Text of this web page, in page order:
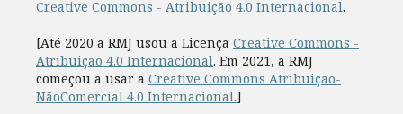
Creative Commons - Atribuição 4.0 Internacional.
[Até 2020 a RMJ usou a Licença Creative Commons -
Atribuição 4.0 Internacional. Em 2021, a RMJ
começou a usar a Creative Commons Atribuição-
NãoComercial 4.0 Internacional.]